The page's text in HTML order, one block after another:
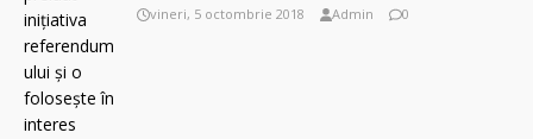
vineri, 5 octombrie 2018 Admin 0